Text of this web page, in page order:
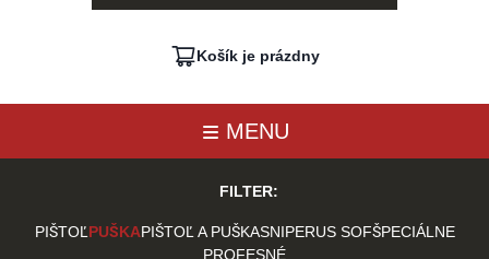
Košík je prázdny
MENU
FILTER:
PIŠTOĽPUŠKAPIŠTOĽ A PUŠKASNIPERUS SOFŠPECIÁLNE
PROFESNÉ